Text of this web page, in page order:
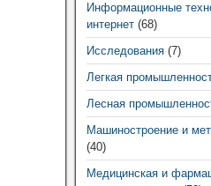
Информационные
интернет(68)
Исследования(7)
Легкая
Лесная
Машиностроение и
(40)
Медицинская и